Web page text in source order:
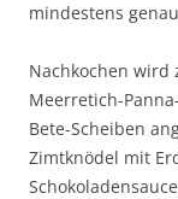
mindestens
Nachkochen wird
Meerretich-
Bete-Scheiben
Zimtknödel mit